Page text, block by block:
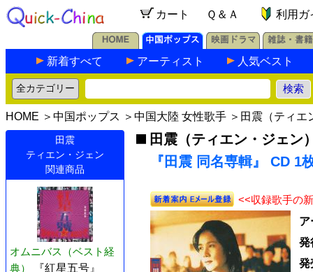
カート Ｑ＆Ａ 利用ガ
新着すべて アーティスト 人気ベスト
HOME ＞ 中国ポップス ＞ 中国大陸 女性歌手 ＞ 田震（ティエ
田震
ティエン・ジェン
関連商品
オムニバス（ベスト経
典）
『紅星五号』
田震（ティエン・ジェン
『田震 同名専輯』 CD 1
<<収録歌手の
ア
発
発